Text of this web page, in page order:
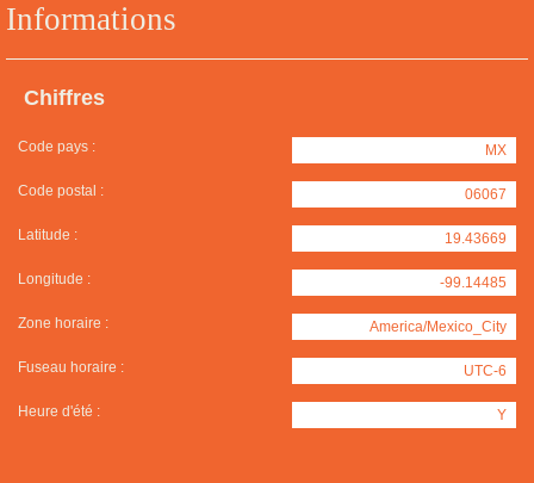
Informations
Chiffres
Code pays : MX
Code postal : 06067
Latitude : 19.43669
Longitude : -99.14485
Zone horaire : America/Mexico_City
Fuseau horaire : UTC-6
Heure d'été : Y